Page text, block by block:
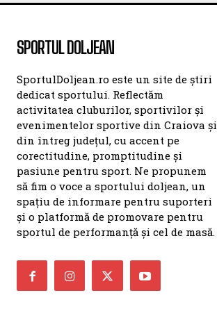
SPORTUL DOLJEAN
SportulDoljean.ro este un site de știri
dedicat sportului. Reflectăm
activitatea cluburilor, sportivilor și
evenimentelor sportive din Craiova și
din întreg județul, cu accent pe
corectitudine, promptitudine și
pasiune pentru sport. Ne propunem
să fim o voce a sportului doljean, un
spațiu de informare pentru suporteri
și o platformă de promovare pentru
sportul de performanță și cel de masă.